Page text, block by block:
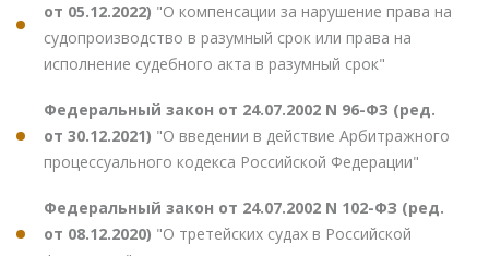
от 05.12.2022) "О компенсации за нарушение права на
судопроизводство в разумный срок или права на
исполнение судебного акта в разумный срок"
Федеральный закон от 24.07.2002 N 96-ФЗ (ред.
от 30.12.2021) "О введении в действие Арбитражного
процессуального кодекса Российской Федерации"
Федеральный закон от 24.07.2002 N 102-ФЗ (ред.
от 08.12.2020) "О третейских судах в Российской